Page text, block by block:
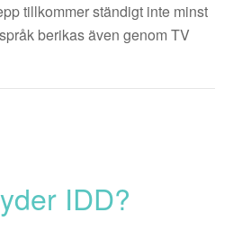
tillkommer ständigt inte minst
berikas även genom TV
IDD?